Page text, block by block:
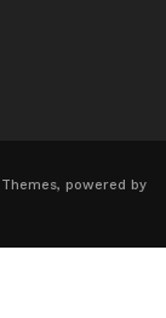
powered by